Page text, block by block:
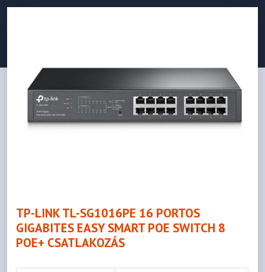
TP-LINK TL-SG1016PE 16 PORTOS
GIGABITES EASY SMART POE SWITCH 8
POE+ CSATLAKOZÁS